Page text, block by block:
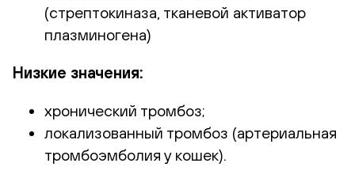
(стрептокиназа, тканевой активатор
плазминогена)
Низкие значения:
хронический тромбоз;
локализованный тромбоз (артериальная
тромбоэмболия у кошек).